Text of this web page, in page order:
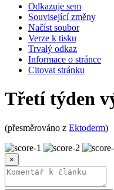
Odkazuje sem
Související změny
Načíst soubor
Verze k tisku
Trvalý odkaz
Informace o stránce
Citovat stránku
Třetí týden
(přesměrováno z Ektoderm)
×